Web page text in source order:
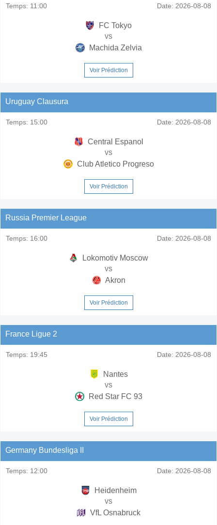
Temps: 11:00 Date: 2026-08-08
FC Tokyo
vs
Machida Zelvia
Voir Prédiction
Uruguay Clausura
Temps: 15:00 Date: 2026-08-08
Central Espanol
vs
Club Atletico Progreso
Voir Prédiction
Russia Premier League
Temps: 16:00 Date: 2026-08-08
Lokomotiv Moscow
vs
Akron
Voir Prédiction
France Ligue 2
Temps: 19:45 Date: 2026-08-08
Nantes
vs
Red Star FC 93
Voir Prédiction
Germany Bundesliga II
Temps: 12:00 Date: 2026-08-08
Heidenheim
vs
VfL Osnabruck